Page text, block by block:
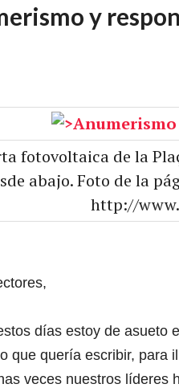
y
fotovoltaica de la
abajo. Foto de la
http://
días estoy de asueto
que quería escribir, para
veces nuestros líderes